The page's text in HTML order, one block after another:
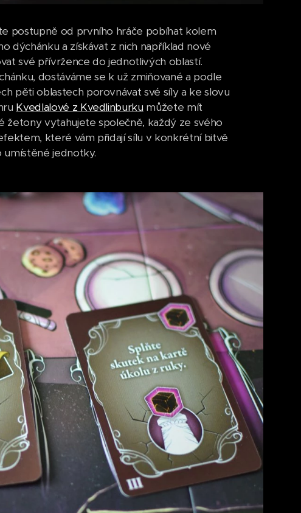
postupně od prvního hráče pobíhat kolem
dýchánku a získávat z nich například nové
své přívržence do jednotlivých oblastí.
dostáváme se k už zmiňované a podle
pěti oblastech porovnávat své síly a ke slovu
Kvedlalové z Kvedlinburku můžete mít
žetony vytahujete společně, každý ze svého
které vám přidají sílu v konkrétní bitvě
umístěné jednotky.